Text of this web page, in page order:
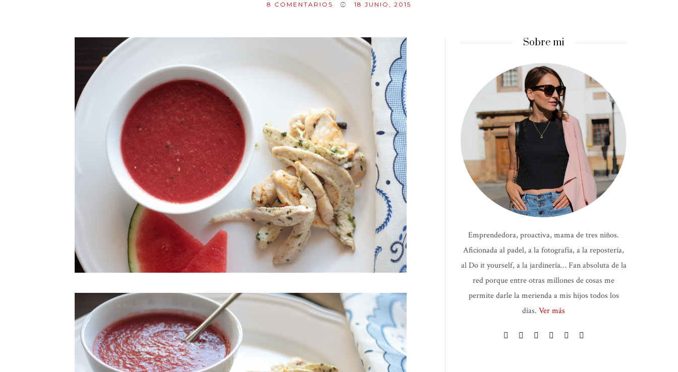
8 COMENTARIOS 18 JUNIO, 2015
Sobre mi
Emprendedora, proactiva, mama de tres niños.
Aficionada al padel, a la fotografía, a la repostería,
al Do it yourself, a la jardinería… Fan absoluta de la
red porque entre otras millones de cosas me
permite darle la merienda a mis hijos todos los
días. Ver más